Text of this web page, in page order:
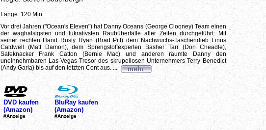
Länge: 120 Min.
Vor drei Jahren ("Ocean's Eleven") hat Danny Oceans (George Clooney) Team einen
der waghalsigsten und lukrativsten Raubüberfälle aller Zeiten durchgeführt: Mit
seiner rechten Hand Rusty Ryan (Brad Pitt) dem Nachwuchs-Taschendieb Linus
Caldwell (Matt Damon), dem Sprengstoffexperten Basher Tarr (Don Cheadle),
Safeknacker Frank Catton (Bernie Mac) und anderen räumte Danny den
uneinnehmbaren Las-Vegas-Tresor des skrupellosen Unternehmers Terry Benedict
(Andy Garia) bis auf den letzten Cent aus. ...
DVD kaufen
(Amazon)
#Anzeige
BluRay kaufen
(Amazon)
#Anzeige